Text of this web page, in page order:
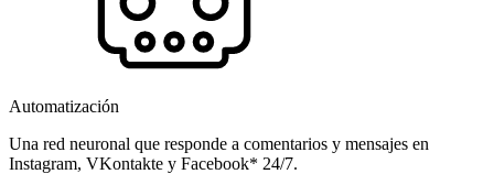
Automatización
Una red neuronal que responde a comentarios y mensajes en
Instagram, VKontakte y Facebook* 24/7.